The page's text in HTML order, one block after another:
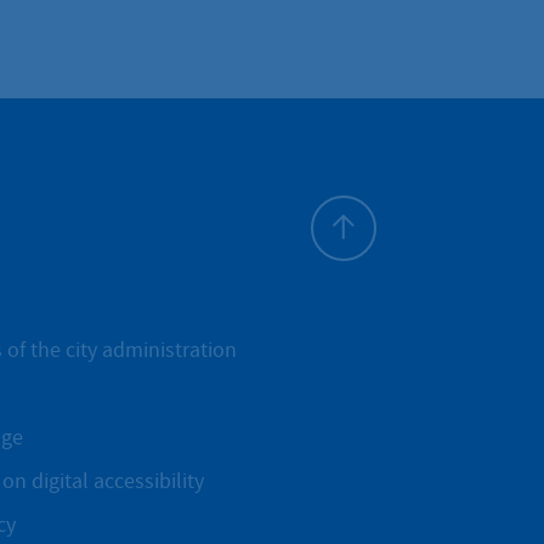
of the city administration
digital accessibility